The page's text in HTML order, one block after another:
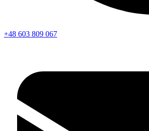
+48 603 809 067